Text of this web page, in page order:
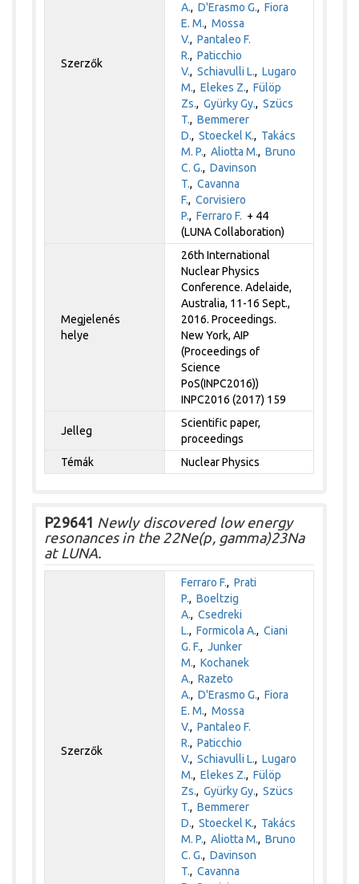
Szerzők
A.,D'Erasmo G.,Fiora
E. M.,Mossa
V.,Pantaleo F.
R.,Paticchio
V.,Schiavulli L.,Lugaro
M.,Elekes Z.,Fülöp
Zs.,Gyürky Gy.,Szücs
T.,Bemmerer
D.,Stoeckel K., Takács
M. P.,Aliotta M.,Bruno
C. G.,Davinson
T.,Cavanna
F.,Corvisiero
P.,Ferraro F. + 44
(LUNA Collaboration)
Megjelenés
helye
26th International
Nuclear Physics
Conference. Adelaide,
Australia, 11-16 Sept.,
2016. Proceedings.
New York, AIP
(Proceedings of
Science
PoS(INPC2016))
INPC2016 (2017) 159
Jelleg
Scientific paper,
proceedings
Témák
Nuclear Physics
P29641 Newly discovered low energy
resonances in the 22Ne(p, gamma)23Na
at LUNA.
Szerzők
Ferraro F.,Prati
P.,Boeltzig
A.,Csedreki
L.,Formicola A.,Ciani
G. F.,Junker
M.,Kochanek
A.,Razeto
A.,D'Erasmo G.,Fiora
E. M.,Mossa
V.,Pantaleo F.
R.,Paticchio
V.,Schiavulli L.,Lugaro
M.,Elekes Z.,Fülöp
Zs.,Gyürky Gy.,Szücs
T.,Bemmerer
D.,Stoeckel K., Takács
M. P.,Aliotta M.,Bruno
C. G.,Davinson
T.,Cavanna